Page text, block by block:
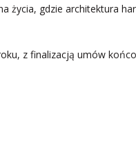
życia, gdzie architektura
z finalizacją umów